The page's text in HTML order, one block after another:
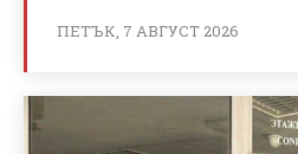
ПЕТЪК, 7 АВГУСТ 2026